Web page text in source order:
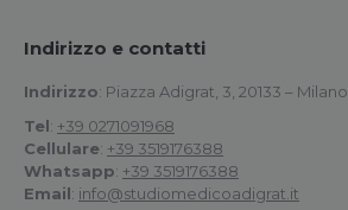
Indirizzo e contatti
Indirizzo: Piazza Adigrat, 3, 20133 – Milano
Tel: +39 0271091968
Cellulare: +39 3519176388
Whatsapp: +39 3519176388
Email: info@studiomedicoadigrat.it